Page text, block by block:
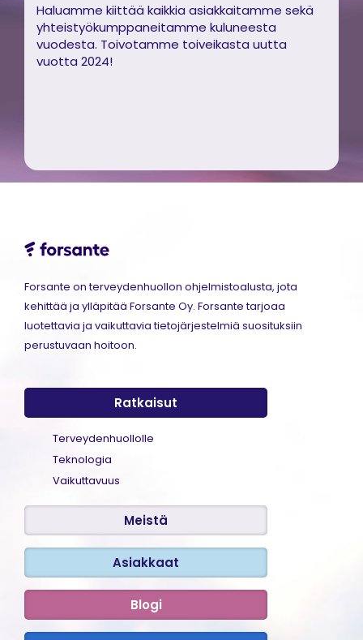
Haluamme kiittää kaikkia asiakkaitamme sekä
yhteistyökumppaneitamme kuluneesta
vuodesta. Toivotamme toiveikasta uutta
vuotta 2024!
Forsante on terveydenhuollon ohjelmistoalusta, jota
kehittää ja ylläpitää Forsante Oy. Forsante tarjoaa
luotettavia ja vaikuttavia tietojärjestelmiä suosituksiin
perustuvaan hoitoon.
Ratkaisut
Terveydenhuollolle
Teknologia
Vaikuttavuus
Meistä
Asiakkaat
Blogi